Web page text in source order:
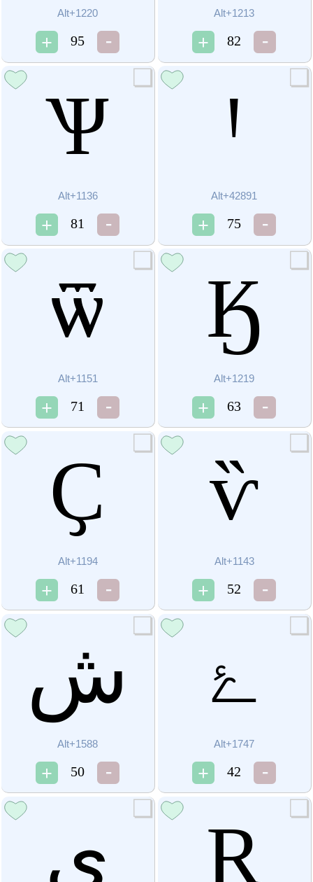
Alt+1220
95
Alt+1213
82
Ѱ
Alt+1136
81
Ꞌ
Alt+42891
75
ѿ
Alt+1151
71
Ӄ
Alt+1219
63
Ҫ
Alt+1194
61
ѷ
Alt+1143
52
ش
Alt+1588
50
ۓ
Alt+1747
42
ﻱ Ɽ